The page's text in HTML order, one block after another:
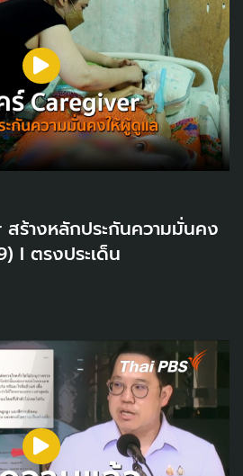
ร้างหลักประกันความมั่นคง
I ตรงประเด็น